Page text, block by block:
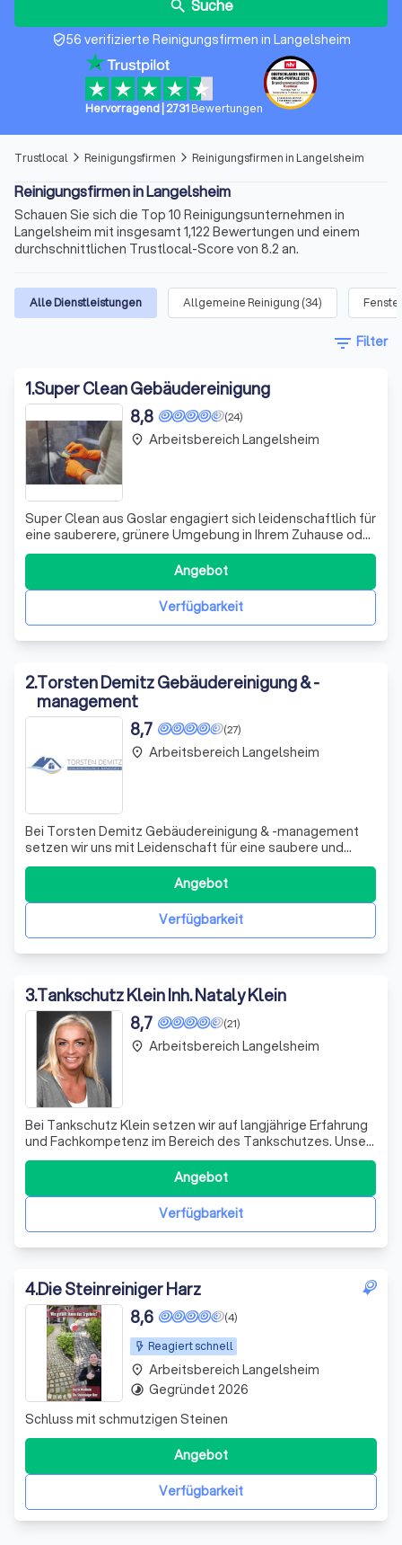
search Suche
verified_user56 verifizierte Reinigungsfirmen in Langelsheim
Hervorragend| 2731 Bewertungen
Trustlocal arrow_forward_ios Reinigungsfirmen arrow_forward_ios Reinigungsfirmen in Langelsheim
Reinigungsfirmen in Langelsheim
Schauen Sie sich die Top 10 Reinigungsunternehmen in
Langelsheim mit insgesamt 1,122 Bewertungen und einem
durchschnittlichen Trustlocal-Score von 8.2 an.
Alle Dienstleistungen Allgemeine Reinigung (34)
filter_list Filter
1.Super Clean Gebäudereinigung
(24)
8,8
Super Clean aus Goslar engagiert sich leidenschaftlich für
eine sauberere, grünere Umgebung in Ihrem Zuhause oder
Büro. Unser Team, bestehend aus herzlichen und
professionell geschulten Mitarbeitern, strebt danach,
Ihnen bei jedem Besuch ein strahlendes Lächeln und
Sauberkeit zu schenken. Kontaktier
Verfügbarkeit
Angebot
place Arbeitsbereich Langelsheim
2.Torsten Demitz Gebäudereinigung & -
management
(27)
8,7
Bei Torsten Demitz Gebäudereinigung & -management
setzen wir uns mit Leidenschaft für eine saubere und
ökologisch nachhaltige Umwelt ein. Unser qualifiziertes
Team bietet maßgeschneiderte Lösungen in der
Gebäudereinigung, die speziell auf die individuellen
Bedürfnisse unserer Kunden abgestimmt sind.
Verfügbarkeit
Angebot
place Arbeitsbereich Langelsheim
3.Tankschutz Klein Inh. Nataly Klein
(21)
8,7
Bei Tankschutz Klein setzen wir auf langjährige Erfahrung
und Fachkompetenz im Bereich des Tankschutzes. Unser
Team engagiert sich täglich, um Ihre individuellen
Anforderungen mit höchster Sorgfalt und Qualität zu
erfüllen. Als TÜV-zertifizierter Betrieb garantieren wir
Ihnen professionelle Dienstle
Verfügbarkeit
Angebot
place Arbeitsbereich Langelsheim
4.Die Steinreiniger Harz
Reagiert schnell
(4)
8,6
Schluss mit schmutzigen Steinen
Verfügbarkeit
Angebot
place Arbeitsbereich Langelsheim
timelapse Gegründet 2026